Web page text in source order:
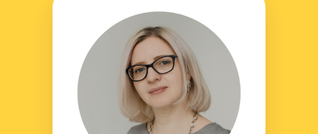
Успейте зафиксировать скидку
на обучение Подробнее